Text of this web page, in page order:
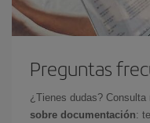
Preguntas
¿Tienes dudas? Consulta
sobre documentación: